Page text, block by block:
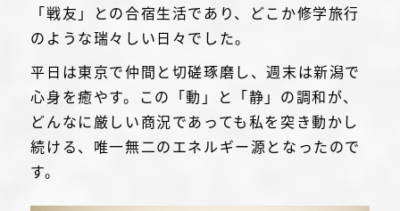
「戦友」との合宿生活であり、どこか修学旅行
のような瑞々しい日々でした。
平日は東京で仲間と切磋琢磨し、週末は新潟で
心身を癒やす。この「動」と「静」の調和が、
どんなに厳しい商況であっても私を突き動かし
続ける、唯一無二のエネルギー源となったので
す。